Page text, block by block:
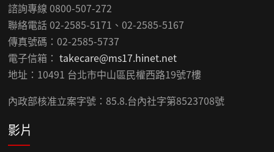
諮詢專線 0800-507-272
聯絡電話 02-2585-5171、02-2585-5167
傳真號碼：02-2585-5737
電子信箱：takecare@ms17.hinet.net
地址：10491 台北市中山區民權西路19號7樓
內政部核准立案字號：85.8.台內社字第8523708號
影片